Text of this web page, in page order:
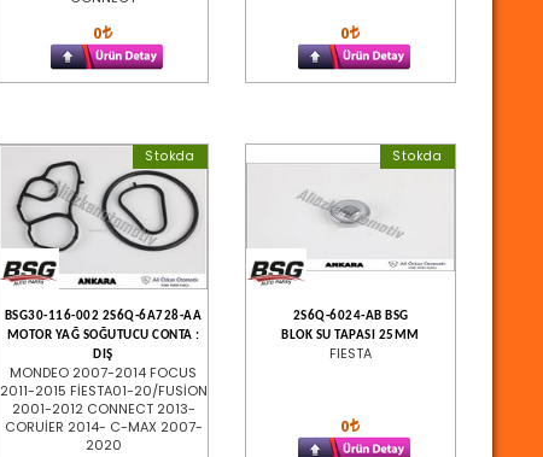
0 0
Stokda
BSG30-116-002 2S6Q-6A728-AA
MOTOR YAĞ SOĞUTUCU CONTA :
DIŞ
MONDEO 2007-2014 FOCUS
2011-2015 FİESTA01-20/FUSİON
2001-2012 CONNECT 2013-
CORUİER 2014- C-MAX 2007-
2020
Stokda
2S6Q-6024-AB BSG
BLOK SU TAPASI 25MM
FIESTA
0